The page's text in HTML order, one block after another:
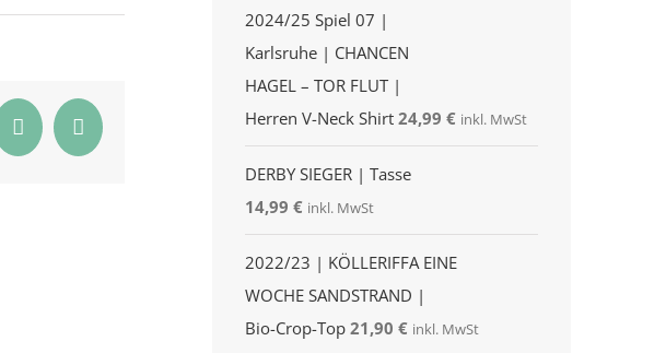
WhatsApp
E-
Mail
2024/25 Spiel 07 |
Karlsruhe | CHANCEN
HAGEL – TOR FLUT |
Herren V-Neck Shirt 24,99€ inkl. MwSt
DERBY SIEGER | Tasse
14,99€ inkl. MwSt
2022/23 | KÖLLERIFFA EINE
WOCHE SANDSTRAND |
Bio-Crop-Top 21,90€ inkl. MwSt